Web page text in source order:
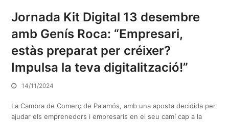
Jornada Kit Digital 13 desembre
amb Genís Roca: “Empresari,
estàs preparat per créixer?
Impulsa la teva digitalització!”
14/11/2024
La Cambra de Comerç de Palamós, amb una aposta decidida per
ajudar els emprenedors i empresaris en el seu camí cap a la